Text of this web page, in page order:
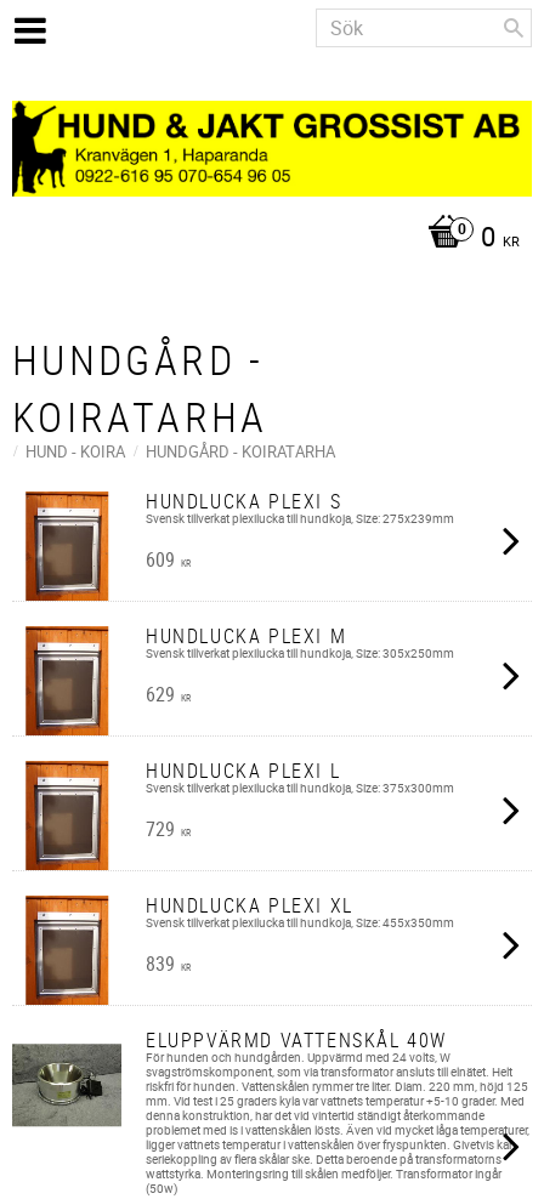
0 KR
HUNDGÅRD -
KOIRATARHA
HUND - KOIRA HUNDGÅRD - KOIRATARHA
HUNDLUCKA PLEXI S
Svensk tillverkat plexilucka till hundkoja, Size: 275x239mm
609 KR
HUNDLUCKA PLEXI M
Svensk tillverkat plexilucka till hundkoja, Size: 305x250mm
629 KR
HUNDLUCKA PLEXI L
Svensk tillverkat plexilucka till hundkoja, Size: 375x300mm
729 KR
HUNDLUCKA PLEXI XL
Svensk tillverkat plexilucka till hundkoja, Size: 455x350mm
839 KR
ELUPPVÄRMD VATTENSKÅL 40W
För hunden och hundgården. Uppvärmd med 24 volts, W
svagströmskomponent, som via transformator ansluts till elnätet. Helt
riskfri för hunden. Vattenskålen rymmer tre liter. Diam. 220 mm, höjd 125
mm. Vid test i 25 graders kyla var vattnets temperatur +5-10 grader. Med
denna konstruktion, har det vid vintertid ständigt återkommande
problemet med is i vattenskålen lösts. Även vid mycket låga temperaturer,
ligger vattnets temperatur i vattenskålen över fryspunkten. Givetvis kan
seriekoppling av flera skålar ske. Detta beroende på transformatorns
wattstyrka. Monteringsring till skålen medföljer. Transformator ingår
(50w)